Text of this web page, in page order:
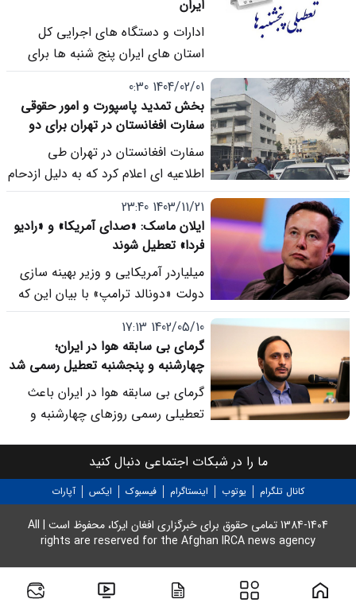
ایران
ادارات و دستگاه های اجرایی کل
استان های ایران پنج شنبه ها برای
مدیریت مصرف برق و انرژی تعطیل
شد.
1404/02/01 0:30
بخش تمدید پاسپورت و امور حقوقی
سفارت افغانستان در تهران برای دو
هفته تعطیل شد
سفارت افغانستان در تهران طی
اطلاعیه ای اعلام کرد که به دلیل ازدحام
بیش از حد در بخش تثبیت هویت و
به منظور ارائه خدمات مؤثرتر، خدمات
بخش تمدید پاسپورت و امور حقوقی از
هفته متوقف می شود.
1403/11/21 23:40
ایلان ماسک: «صدای آمریکا» و «رادیو
فردا» تعطیل شوند
میلیاردر آمریکایی و وزیر بهینه سازی
دولت «دونالد ترامپ» با بیان این که
«رادیو آزاد اروپا» و «صدای آمریکا»
مخاطبی ندارند، خواستار تعطیلی آنها
شد.
1402/05/10 17:13
گرمای بی سابقه هوا در ایران؛
چهارشنبه و پنجشنبه تعطیل رسمی شد
گرمای بی سابقه هوا در ایران باعث
تعطیلی رسمی روزهای چهارشنبه و
ما را در شبکات اجتماعی دنبال کنید
کانال تلگرام یوتوب اینستاگرام فیسبوک ایکس آپارات
1384-1404 تمامی حقوق برای خبرگزاری افغان ایرکا، محفوظ است | All
rights are reserved for the Afghan IRCA news agency